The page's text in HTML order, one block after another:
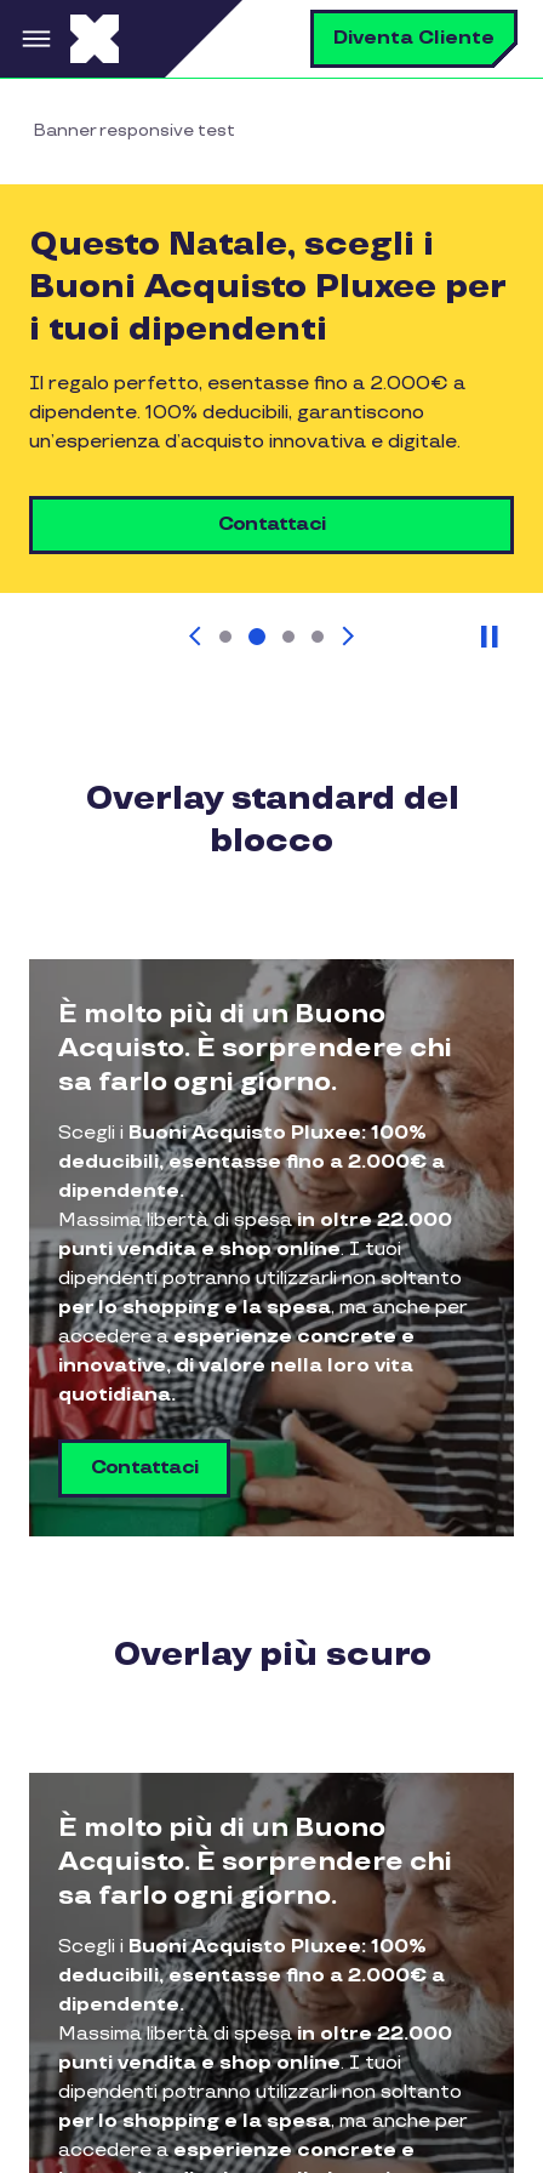
Salta al contenuto principale Diventa Cliente
Banner responsive test
Questo Natale, scegli i
Buoni Acquisto Pluxee per
i tuoi dipendenti
Il regalo perfetto, esentasse fino a 2.000€ a
dipendente. 100% deducibili, garantiscono
un’esperienza d’acquisto innovativa e digitale.
Contattaci
Overlay standard del
blocco
È molto più di un Buono
Acquisto. È sorprendere chi
sa farlo ogni giorno.
Scegli i Buoni Acquisto Pluxee: 100%
deducibili, esentasse fino a 2.000€ a
dipendente.
Massima libertà di spesain oltre 22.000
punti vendita e shop online. I tuoi
dipendenti potranno utilizzarli non soltanto
per lo shopping e la spesa, ma anche per
accedere aesperienze concrete e
innovative, di valore nella loro vita
quotidiana.
Contattaci
Overlay più scuro
È molto più di un Buono
Acquisto. È sorprendere chi
sa farlo ogni giorno.
Scegli i Buoni Acquisto Pluxee: 100%
deducibili, esentasse fino a 2.000€ a
dipendente.
Massima libertà di spesain oltre 22.000
punti vendita e shop online. I tuoi
dipendenti potranno utilizzarli non soltanto
per lo shopping e la spesa, ma anche per
accedere aesperienze concrete e